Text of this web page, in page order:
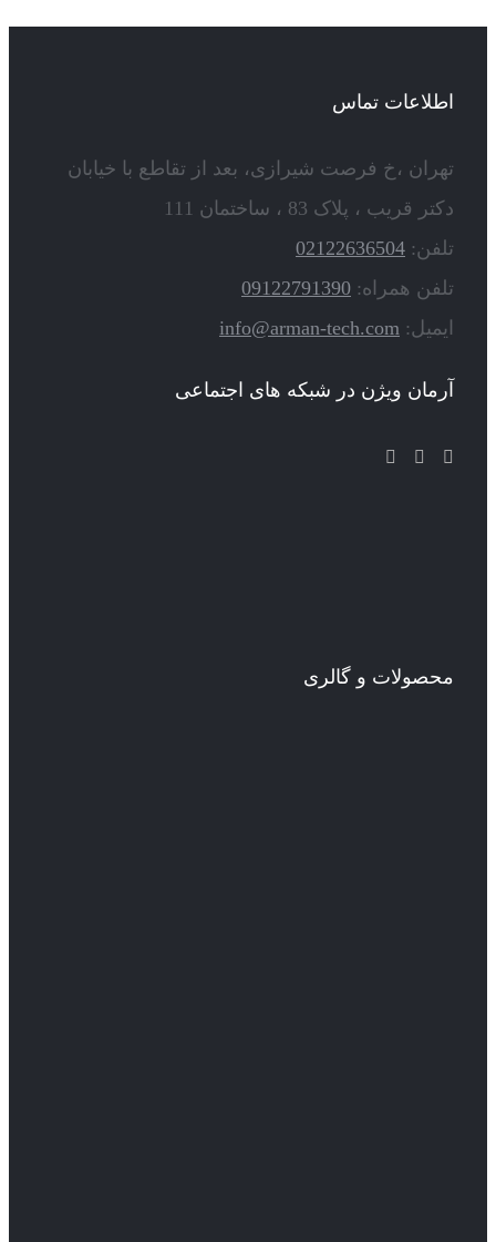
اطلاعات تماس
تهران ،خ فرصت شیرازی، بعد از تقاطع با خیابان
دکتر قریب ، پلاک 83 ، ساختمان 111
تلفن: 02122636504
تلفن همراه: 09122791390
ایمیل: info@arman-tech.com
آرمان ویژن در شبکه های اجتماعی
محصولات و گالری